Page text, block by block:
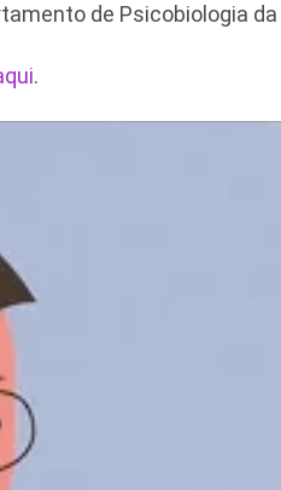
de Psicobiologia da
.